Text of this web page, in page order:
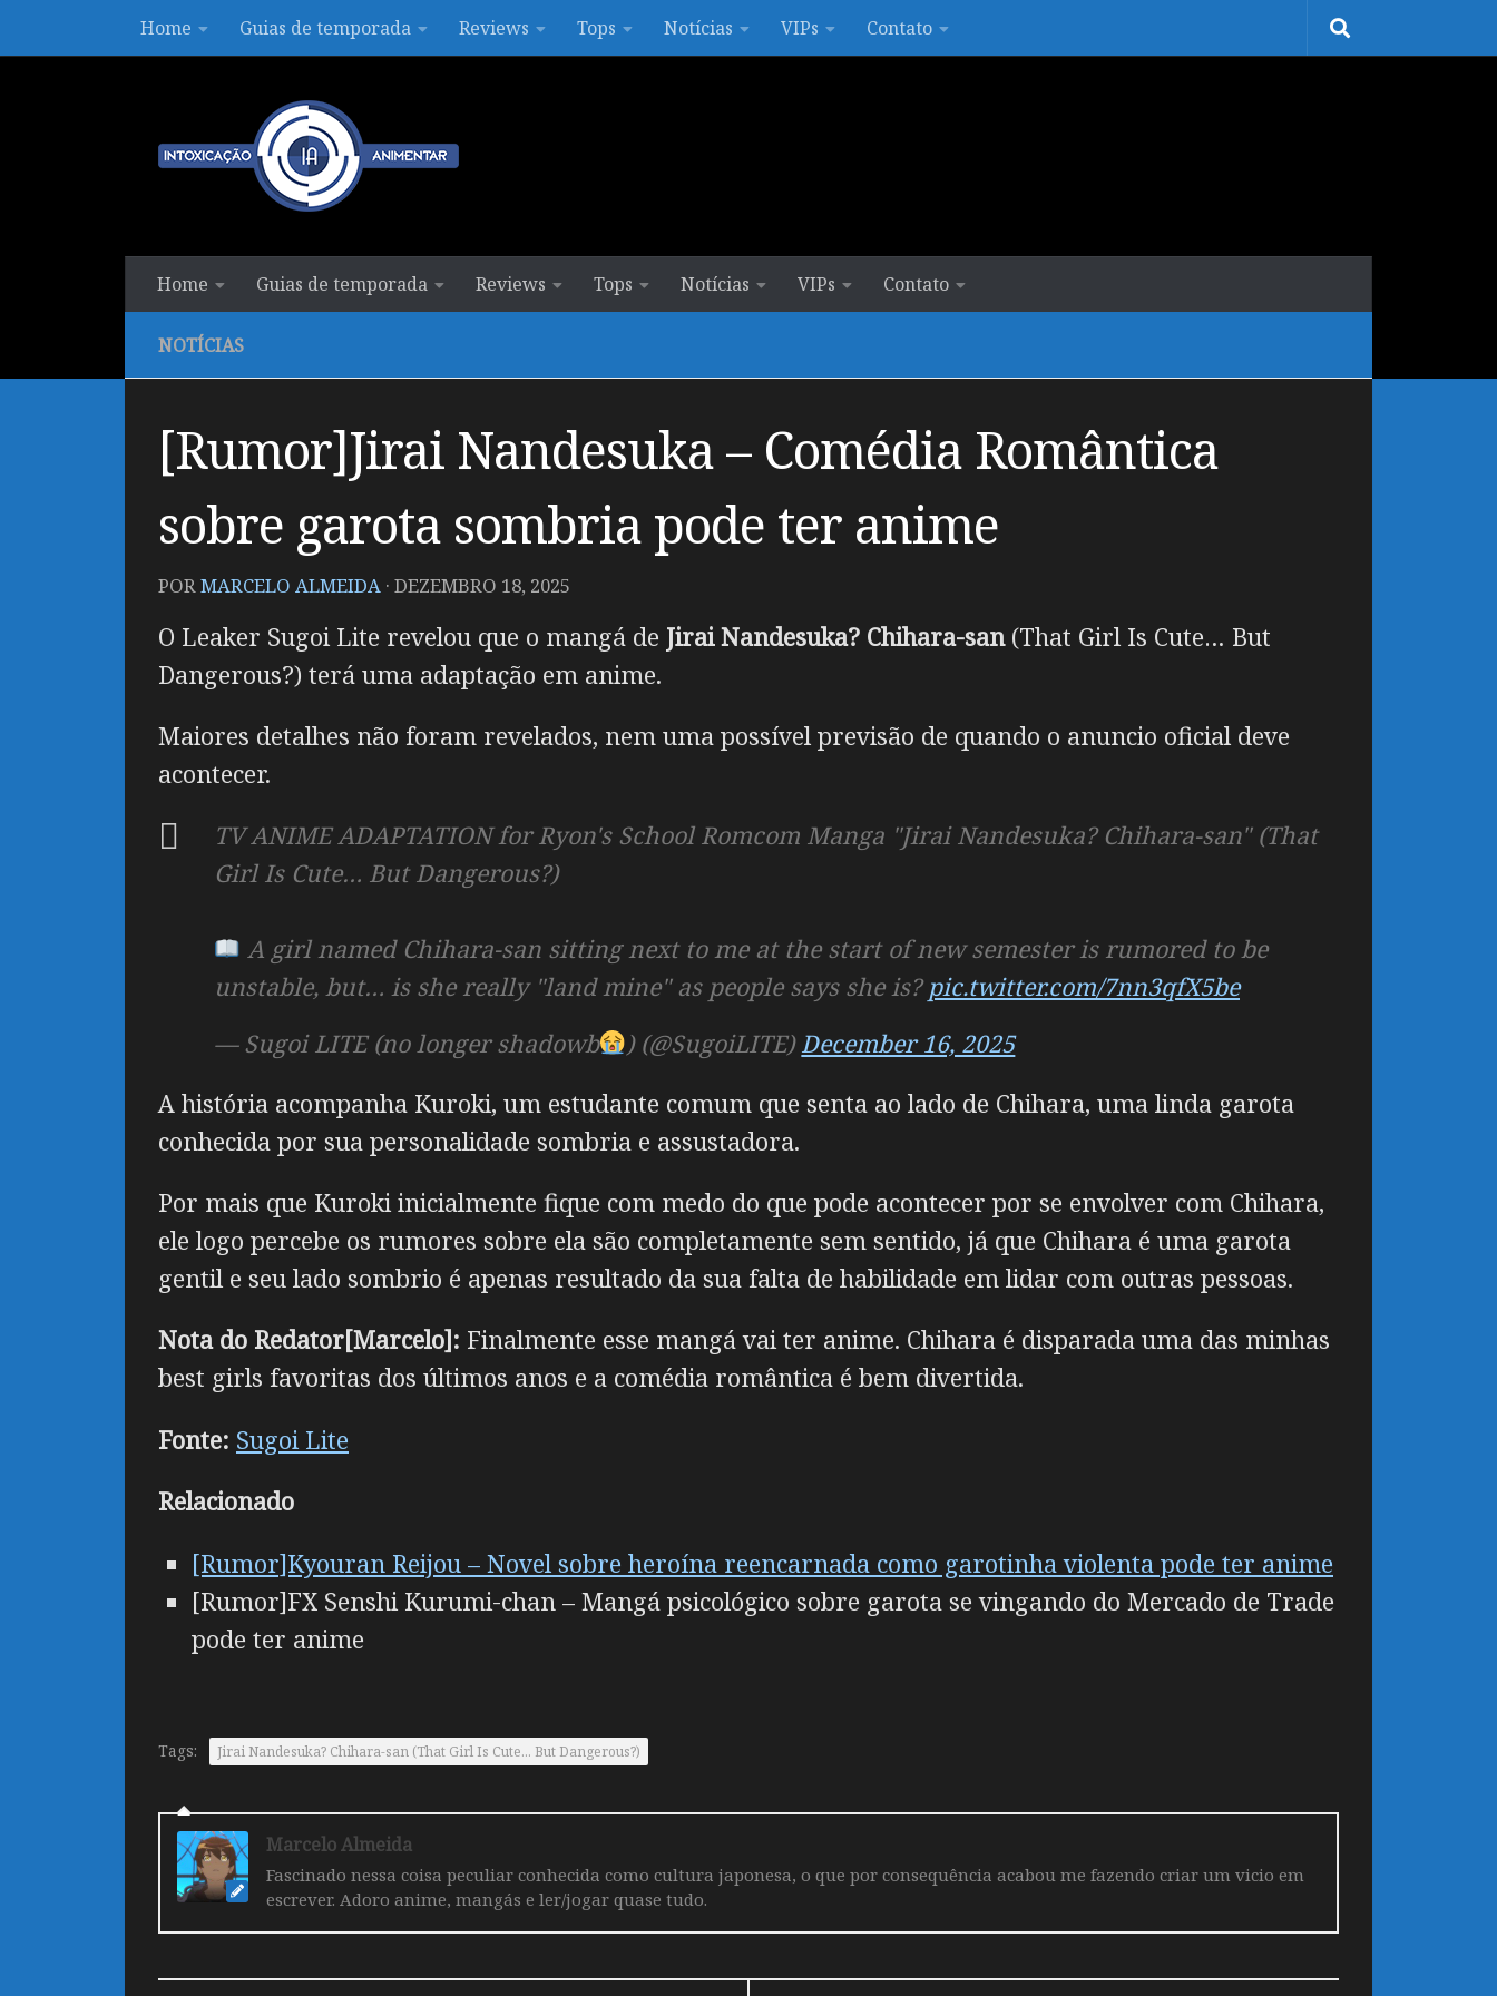
Skip to contentHome Guias de temporada Reviews Tops Notícias VIPs Contato
Home Guias de temporada Reviews Tops Notícias VIPs Contato
NOTÍCIAS
[Rumor]Jirai Nandesuka – Comédia Romântica
sobre garota sombria pode ter anime
PORMARCELO ALMEIDA · DEZEMBRO 18, 2025
O Leaker Sugoi Lite revelou que o mangá de Jirai Nandesuka? Chihara-san(That Girl Is Cute… But
Dangerous?) terá uma adaptação em anime.
Maiores detalhes não foram revelados, nem uma possível previsão de quando o anuncio oficial deve
acontecer.
TV ANIME ADAPTATION for Ryon's School Romcom Manga "Jirai Nandesuka? Chihara-san" (That
Girl Is Cute… But Dangerous?)
A girl named Chihara-san sitting next to me at the start of new semester is rumored to be
unstable, but… is she really "land mine" as people says she is?pic.twitter.com/7nn3qfX5be
— Sugoi LITE (no longer shadowb
) (@SugoiLITE) December 16, 2025
A história acompanha Kuroki, um estudante comum que senta ao lado de Chihara, uma linda garota
conhecida por sua personalidade sombria e assustadora.
Por mais que Kuroki inicialmente fique com medo do que pode acontecer por se envolver com Chihara,
ele logo percebe os rumores sobre ela são completamente sem sentido, já que Chihara é uma garota
gentil e seu lado sombrio é apenas resultado da sua falta de habilidade em lidar com outras pessoas.
Nota do Redator[Marcelo]: Finalmente esse mangá vai ter anime. Chihara é disparada uma das minhas
best girls favoritas dos últimos anos e a comédia romântica é bem divertida.
Fonte: Sugoi Lite
Relacionado
[Rumor]Kyouran Reijou – Novel sobre heroína reencarnada como garotinha violenta pode ter anime
[Rumor]FX Senshi Kurumi-chan – Mangá psicológico sobre garota se vingando do Mercado de Trade
pode ter anime
Tags: Jirai Nandesuka? Chihara-san (That Girl Is Cute... But Dangerous?)
Marcelo Almeida
Fascinado nessa coisa peculiar conhecida como cultura japonesa, o que por consequência acabou me fazendo criar um vicio em
escrever. Adoro anime, mangás e ler/jogar quase tudo.